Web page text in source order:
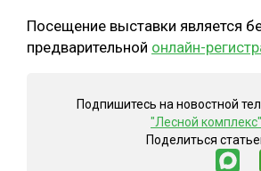
Посещение выставки является
предварительной онлайн-
Подпишитесь на новостной
"Лесной комплекс"
Поделиться